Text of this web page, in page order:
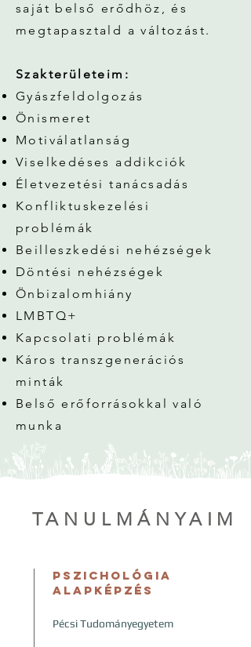
saját belső erődhöz, és
megtapasztald a változást.
Szakterületeim:
Gyászfeldolgozás
Önismeret
Motiválatlanság
Viselkedéses addikciók
Életvezetési tanácsadás
Konfliktuskezelési
problémák
Beilleszkedési nehézségek
Döntési nehézségek
Önbizalomhiány
LMBTQ+
Kapcsolati problémák
Káros transzgenerációs
minták
Belső erőforrásokkal való
munka
TANULMÁNYAIM
Pszichológia
Alapképzés
Pécsi Tudományegyetem